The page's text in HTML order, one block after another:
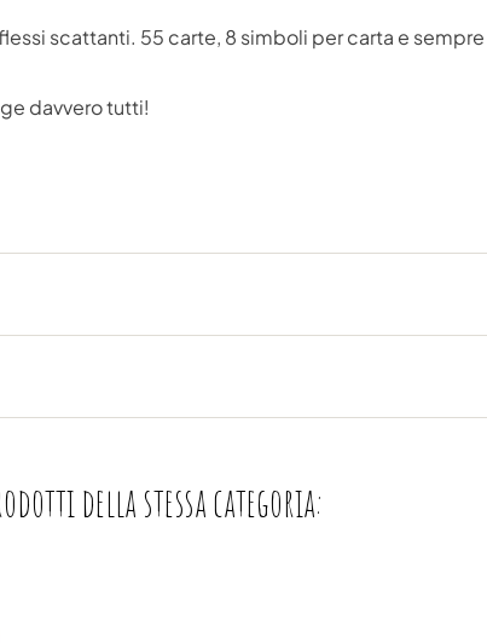
scattanti. 55 carte, 8 simboli per carta e
davvero tutti!
della stessa categoria: